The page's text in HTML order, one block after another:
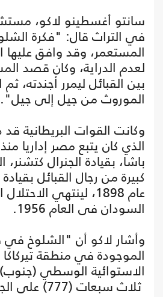
سانتو أغسطينو لاكو،
في التراث قال: "فكرة
المستعمر، وقد وافق
لعدم الدراية، وكان قصد
بين القبائل ليمرر أجندته،
الموروث من جيل إلى جيل".
وكانت القوات البريطانية
الذي كان يتبع مصر إداريا
باشا، بقيادة الجنرال
كبيرة من رجال القبائل
عام 1898، لينتهي
السودان فى العام 1956.
وأشار لاكو أن "الشلوخ في
الموجودة في منطقة تيركاكا
الاستوائية الوسطي
ثلاث سبعات